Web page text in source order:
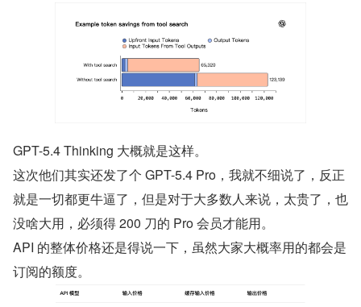
GPT-5.4 Thinking 大概就是这样。
这次他们其实还发了个 GPT-5.4 Pro，我就不细说了，反正
就是一切都更牛逼了，但是对于大多数人来说，太贵了，也
没啥大用，必须得 200 刀的 Pro 会员才能用。
API 的整体价格还是得说一下，虽然大家大概率用的都会是
订阅的额度。